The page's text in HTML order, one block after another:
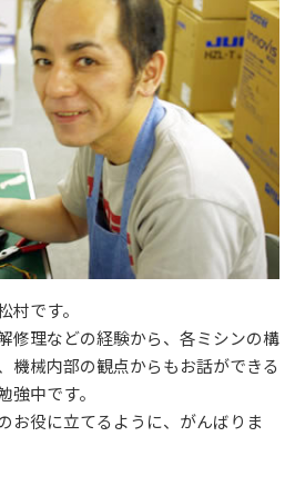
です。
修理などの経験から、各ミシンの構
機械内部の観点からもお話ができる
強中です。
お役に立てるように、がんばりま